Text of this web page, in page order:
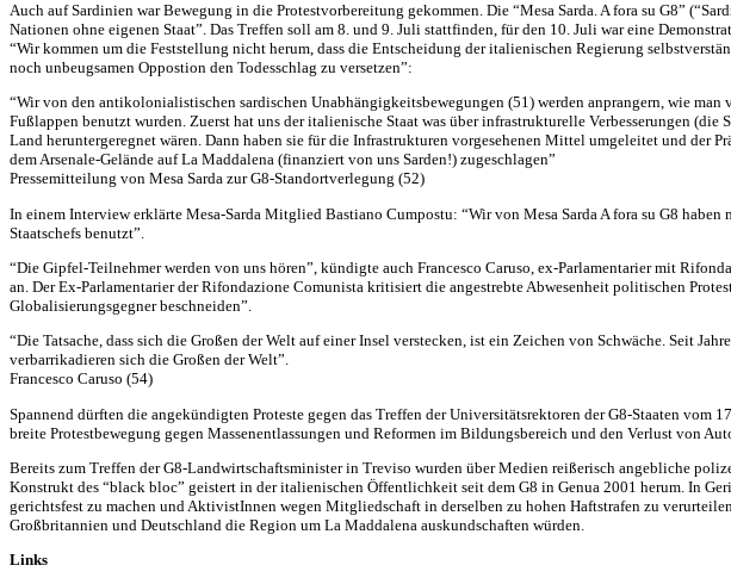
Auch auf Sardinien war Bewegung in die Protestvorbereitung gekommen. Die “Mesa Sarda. A fora su G8”
Nationen ohne eigenen Staat”. Das Treffen soll am 8. und 9. Juli stattfinden, für den 10. Juli war eine
“Wir kommen um die Feststellung nicht herum, dass die Entscheidung der italienischen Regierung
noch unbeugsamen Oppostion den Todesschlag zu versetzen”:
“Wir von den antikolonialistischen sardischen Unabhängigkeitsbewegungen (51) werden anprangern, wie
Fußlappen benutzt wurden. Zuerst hat uns der italienische Staat was über infrastrukturelle Verbesserungen
Land heruntergeregnet wären. Dann haben sie für die Infrastrukturen vorgesehenen Mittel umgeleitet und der
dem Arsenale-Gelände auf La Maddalena (finanziert von uns Sarden!) zugeschlagen”
Pressemitteilung von Mesa Sarda zur G8-Standortverlegung (52)
In einem Interview erklärte Mesa-Sarda Mitglied Bastiano Cumpostu: “Wir von Mesa Sarda A fora su G8
Staatschefs benutzt”.
“Die Gipfel-Teilnehmer werden von uns hören”, kündigte auch Francesco Caruso, ex-Parlamentarier mit
an. Der Ex-Parlamentarier der Rifondazione Comunista kritisiert die angestrebte Abwesenheit politischen
Globalisierungsgegner beschneiden”.
“Die Tatsache, dass sich die Großen der Welt auf einer Insel verstecken, ist ein Zeichen von Schwäche. Seit
verbarrikadieren sich die Großen der Welt”.
Francesco Caruso (54)
Spannend dürften die angekündigten Proteste gegen das Treffen der Universitätsrektoren der G8-Staaten
breite Protestbewegung gegen Massenentlassungen und Reformen im Bildungsbereich und den Verlust von
Bereits zum Treffen der G8-Landwirtschaftsminister in Treviso wurden über Medien reißerisch angebliche
Konstrukt des “black bloc” geistert in der italienischen Öffentlichkeit seit dem G8 in Genua 2001 herum. In
gerichtsfest zu machen und AktivistInnen wegen Mitgliedschaft in derselben zu hohen Haftstrafen zu
Großbritannien und Deutschland die Region um La Maddalena auskundschaften würden.
Links